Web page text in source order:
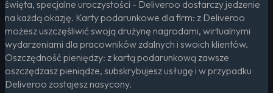
święta, specjalne uroczystości - Deliveroo dostarczy jedzenie
na każdą okazję. Karty podarunkowe dla firm: z Deliveroo
możesz uszczęśliwić swoją drużynę nagrodami, wirtualnymi
wydarzeniami dla pracowników zdalnych i swoich klientów.
Oszczędność pieniędzy: z kartą podarunkową zawsze
oszczędzasz pieniądze, subskrybujesz usługę i w przypadku
Deliveroo zostajesz nasycony.